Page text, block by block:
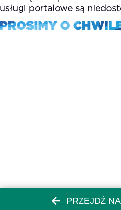
PRZEJDŹ NA